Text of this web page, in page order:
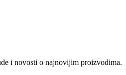
i novosti o najnovijim proizvodima.